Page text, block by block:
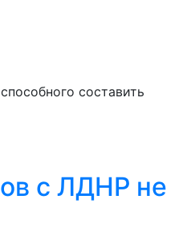
составить
с ЛДНР не